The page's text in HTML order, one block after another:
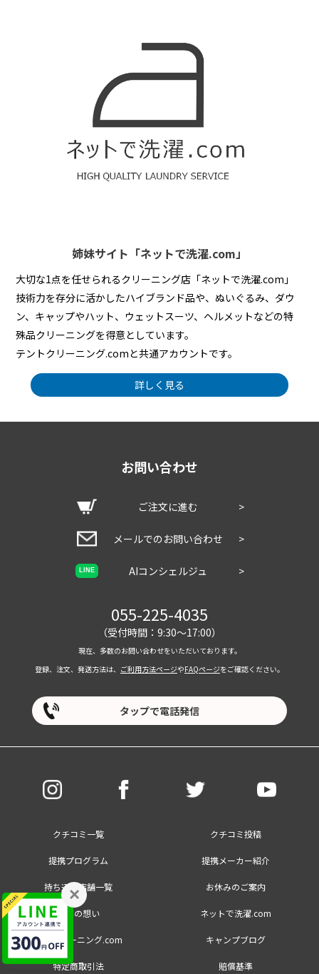
姉妹サイト「ネットで洗濯.com」
大切な1点を任せられるクリーニング店「ネットで洗濯.com」
技術力を存分に活かしたハイブランド品や、ぬいぐるみ、ダウ
ン、キャップやハット、ウェットスーツ、ヘルメットなどの特
殊品クリーニングを得意としています。
テントクリーニング.comと共通アカウントです。
詳しく見る
お問い合わせ
ご注文に進む >
メールでのお問い合わせ >
LINE AIコンシェルジュ >
055-225-4035
（受付時間：9:30～17:00）
現在、多数のお問い合わせをいただいております。
登録、注文、発送方法は、 ご利用方法ページやFAQページをご確認ください。
タップで電話発信
クチコミ一覧 クチコミ投稿
提携プログラム 提携メーカー紹介
持ち込み店舗一覧 お休みのご案内
創業の想い ネットで洗濯.com
大量クリーニング.com キャンプブログ
特定商取引法 賠償基準
×